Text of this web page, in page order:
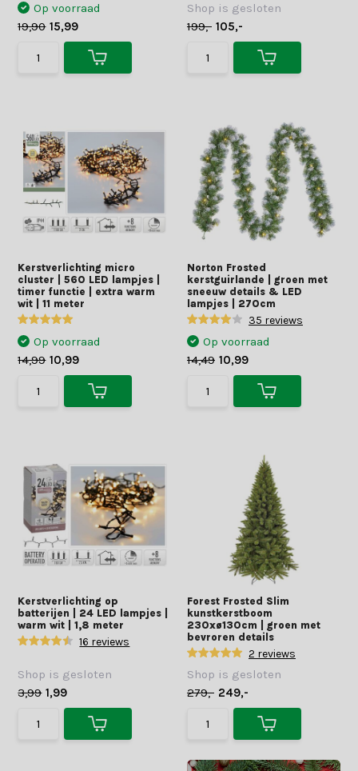
Op voorraad
19,90 15,99
Shop is gesloten
199,- 105,-
Kerstverlichting micro
cluster | 560 LED lampjes |
timer functie | extra warm
wit | 11 meter
Op voorraad
14,99 10,99
Norton Frosted
kerstguirlande | groen met
sneeuw details & LED
lampjes | 270cm
35 reviews
Op voorraad
14,49 10,99
Kerstverlichting op
batterijen | 24 LED lampjes |
warm wit | 1,8 meter
16 reviews
Shop is gesloten
3,99 1,99
Forest Frosted Slim
kunstkerstboom
230xø130cm | groen met
bevroren details
2 reviews
Shop is gesloten
279,- 249,-